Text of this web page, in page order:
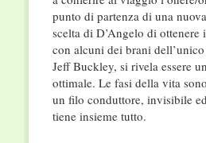
punto di partenza di una
scelta di D’Angelo di
con alcuni dei brani
Jeff Buckley, si rivela essere
ottimale. Le fasi della vita
un filo conduttore, invisibile
tiene insieme tutto.